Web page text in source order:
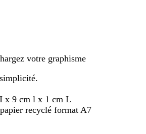
votre graphisme
x 9 cm l x 1 cm L
recyclé format A7